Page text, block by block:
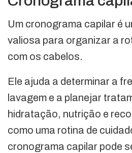
Um cronograma capilar é
valiosa para organizar a
com os cabelos.
Ele ajuda a determinar a
lavagem e a planejar
hidratação, nutrição e
como uma rotina de
cronograma capilar pode